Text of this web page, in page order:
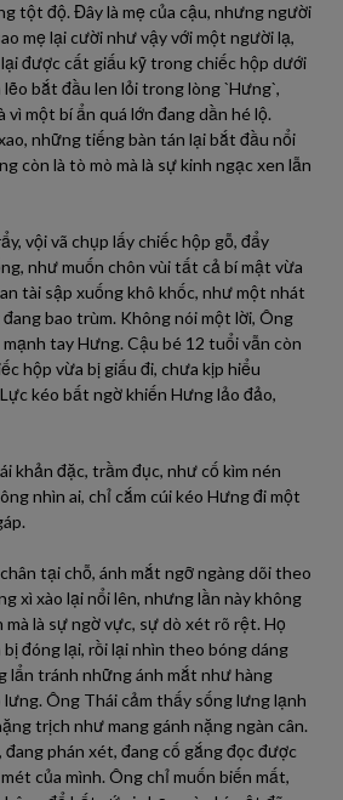
tột độ. Đây là mẹ của cậu, nhưng người
mẹ lại cười như vậy với một người lạ,
được cất giấu kỹ trong chiếc hộp dưới
lẽo bắt đầu len lỏi trong lòng `Hưng`,
vì một bí ẩn quá lớn đang dần hé lộ.
những tiếng bàn tán lại bắt đầu nổi
còn là tò mò mà là sự kinh ngạc xen lẫn
vội vã chụp lấy chiếc hộp gỗ, đẩy
như muốn chôn vùi tất cả bí mật vừa
tài sập xuống khô khốc, như một nhát
bao trùm. Không nói một lời, Ông
tay Hưng. Cậu bé 12 tuổi vẫn còn
hộp vừa bị giấu đi, chưa kịp hiểu
kéo bất ngờ khiến Hưng lảo đảo,
khản đặc, trầm đục, như cố kìm nén
nhìn ai, chỉ cắm cúi kéo Hưng đi một
tại chỗ, ánh mắt ngỡ ngàng dõi theo
xì xào lại nổi lên, nhưng lần này không
là sự ngờ vực, sự dò xét rõ rệt. Họ
đóng lại, rồi lại nhìn theo bóng dáng
lẩn tránh những ánh mắt như hàng
lưng. Ông Thái cảm thấy sống lưng lạnh
trịch như mang gánh nặng ngàn cân.
phán xét, đang cố gắng đọc được
của mình. Ông chỉ muốn biến mất,